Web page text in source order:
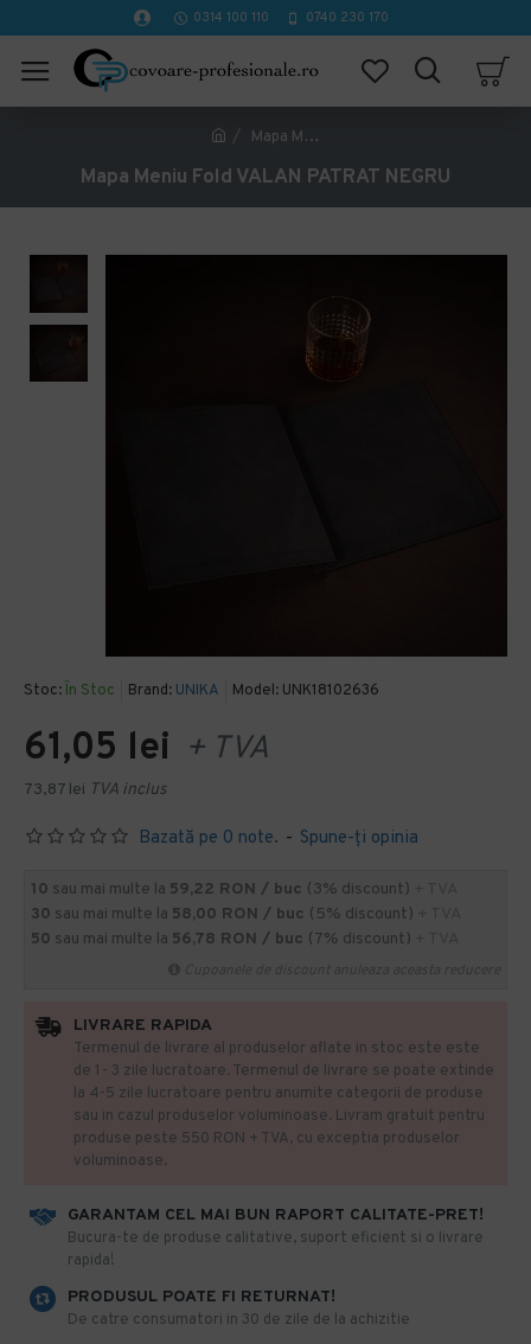
0314 100 110 0740 230 170
Mapa Meniu Fold VALAN PATRAT NEGRU
Mapa Meniu Fold VALAN PATRAT NEGRU
Stoc: În Stoc Brand: UNIKA Model: UNK18102636
Bazată pe 0 note. - Spune-ţi opinia
61,05 lei + TVA
73,87 lei TVA inclus
10 sau mai multe la 59,22 RON / buc (3% discount)
30 sau mai multe la 58,00 RON / buc (5% discount)
50 sau mai multe la 56,78 RON / buc (7% discount)
GARANTAM CEL MAI BUN RAPORT CALITATE-PRET!
​Bucura-te de produse calitative, suport eficient si o livrare
rapida!
PRODUSUL POATE FI RETURNAT!
De catre consumatori in 30 de zile de la achizitie
LIVRARE RAPIDA
Termenul de livrare al produselor aflate in stoc este este
de 1- 3 zile lucratoare. Termenul de livrare se poate extinde
la 4-5 zile lucratoare pentru anumite categorii de produse
sau in cazul produselor voluminoase. Livram gratuit pentru
produse peste 550 RON + TVA, cu exceptia produselor
voluminoase.